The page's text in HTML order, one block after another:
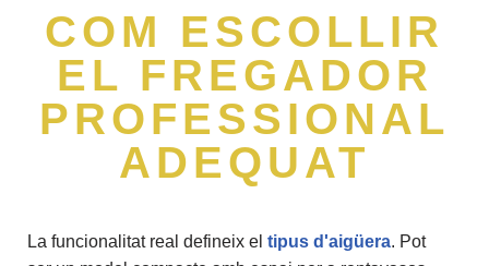
COM ESCOLLIR
EL FREGADOR
PROFESSIONAL
ADEQUAT
La funcionalitat real defineix el tipus d'aigüera. Pot